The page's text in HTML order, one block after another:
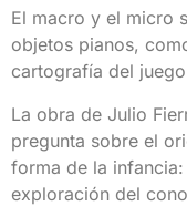
El macro y el micro
objetos pianos,
cartografía del
La obra de Julio
pregunta sobre el
forma de la
exploración del